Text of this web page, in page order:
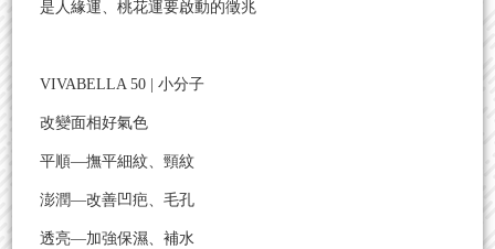
是人緣運、桃花運要啟動的徵兆
VIVABELLA 50 | 小分子
改變面相好氣色
平順—撫平細紋、頸紋
澎潤—改善凹疤、毛孔
透亮—加強保濕、補水